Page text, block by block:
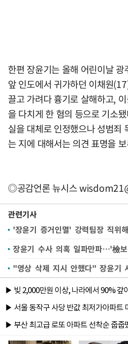
한편 장윤기는 올해 어린이날
앞 인도에서 귀가하던 이채원
끌고 가려다 흉기로 살해하고,
을 다치게 한 혐의 등으로 기소
실을 대체로 인정했으나 성범죄
는 지에 대해서는 의견 표명을
◎공감언론 뉴시스
관련기사
"영상 삭제 지시 안했다" 장윤기